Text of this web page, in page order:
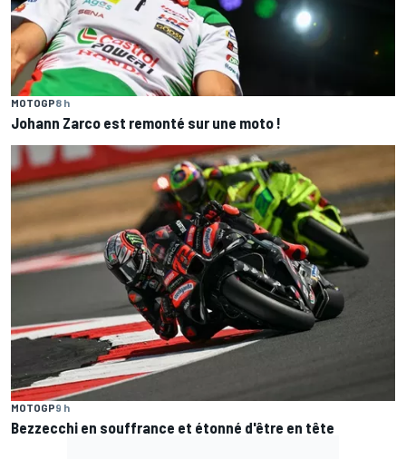
MOTOGP8 h
Johann Zarco est remonté sur une moto !
MOTOGP9 h
Bezzecchi en souffrance et étonné d'être en tête